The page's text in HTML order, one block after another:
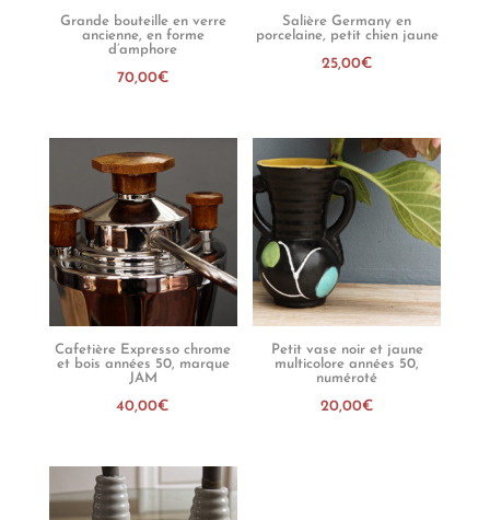
Grande bouteille en verre
ancienne, en forme
d’amphore
70,00€
Salière Germany en
porcelaine, petit chien jaune
25,00€
Cafetière Expresso chrome
et bois années 50, marque
JAM
40,00€
Petit vase noir et jaune
multicolore années 50,
numéroté
20,00€